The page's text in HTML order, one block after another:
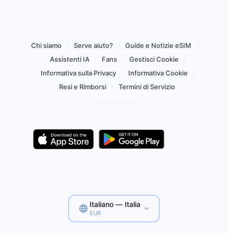
Chi siamo Serve aiuto?
Guide e Notizie eSIM
Assistenti IA
Fans
Gestisci Cookie
Informativa sulla Privacy
Informativa Cookie
Resi e Rimborsi
Termini di Servizio
Italiano — Italia
EUR